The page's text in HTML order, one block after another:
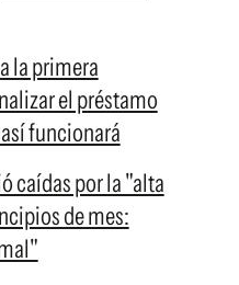
la primera
el préstamo
funcionará
caídas por la "alta
de mes: